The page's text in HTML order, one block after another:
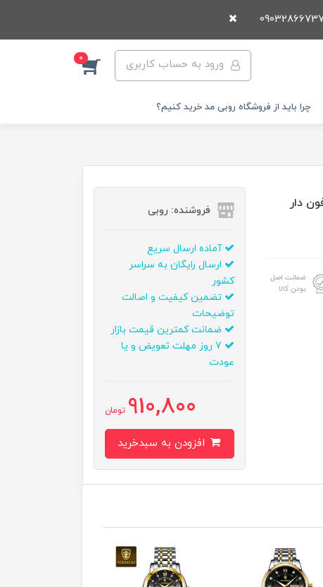
ورود به حساب کاربری 0
چرا باید از فروشگاه روبی مد خرید کنیم؟
ضمانت اصل
بودن کالا
فروشنده: روبی
آماده ارسال سریع
ارسال رایگان به سراسر
کشور
تضمین کیفیت و اصالت
توضیحات
ضمانت کمترین قیمت بازار
7 روز مهلت تعویض و یا
عودت
910,800 تومان